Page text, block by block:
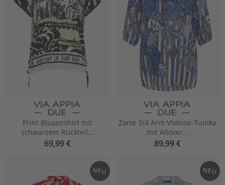
Print Blusenshirt mit
schwarzem Rückteil...
69,99 €
Zarte 3/4 Arm Viskose-Tunika
mit Allover...
89,99 €
NEU NEU